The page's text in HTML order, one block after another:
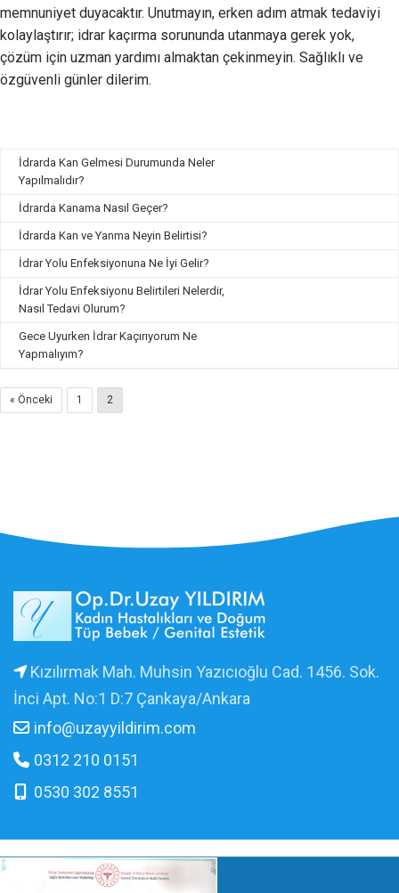
memnuniyet duyacaktır. Unutmayın, erken adım atmak tedaviyi
kolaylaştırır; idrar kaçırma sorununda utanmaya gerek yok,
çözüm için uzman yardımı almaktan çekinmeyin. Sağlıklı ve
özgüvenli günler dilerim.
İdrarda Kan Gelmesi Durumunda Neler
Yapılmalıdır?
İdrarda Kanama Nasıl Geçer?
İdrarda Kan ve Yanma Neyin Belirtisi?
İdrar Yolu Enfeksiyonuna Ne İyi Gelir?
İdrar Yolu Enfeksiyonu Belirtileri Nelerdir,
Nasıl Tedavi Olurum?
Gece Uyurken İdrar Kaçırıyorum Ne
Yapmalıyım?
« Önceki 1 2
Kızılırmak Mah. Muhsin Yazıcıoğlu Cad. 1456. Sok.
İnci Apt. No:1 D:7 Çankaya/Ankara
info@uzayyildirim.com
0312 210 0151
0530 302 8551